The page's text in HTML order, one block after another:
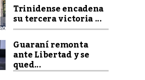
Trinidense encadena
su tercera victoria ...
Guaraní remonta
ante Libertad y se
qued...